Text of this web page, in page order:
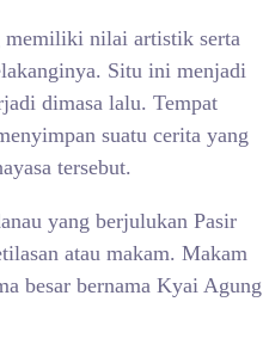
memiliki nilai artistik serta
Situ ini menjadi
dimasa lalu. Tempat
suatu cerita yang
tersebut.
yang berjulukan Pasir
atau makam. Makam
besar bernama Kyai Agung